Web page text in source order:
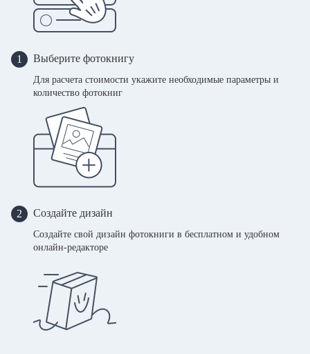
1 Выберите фотокнигу
Для расчета стоимости укажите необходимые параметры и
количество фотокниг
2 Создайте дизайн
Создайте свой дизайн фотокниги в бесплатном и удобном
онлайн-редакторе